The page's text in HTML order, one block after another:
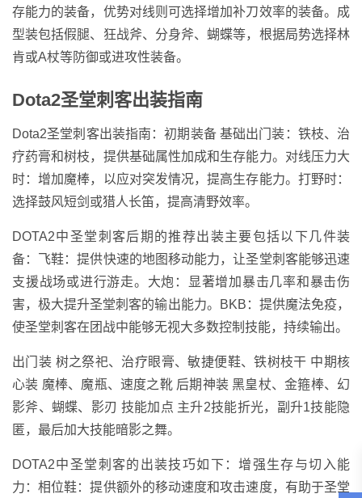
存能力的装备，优势对线则可选择增加补刀效率的装备。成
型装包括假腿、狂战斧、分身斧、蝴蝶等，根据局势选择林
肯或A杖等防御或进攻性装备。
Dota2圣堂刺客出装指南
Dota2圣堂刺客出装指南：初期装备 基础出门装：铁枝、治
疗药膏和树枝，提供基础属性加成和生存能力。对线压力大
时：增加魔棒，以应对突发情况，提高生存能力。打野时：
选择鼓风短剑或猎人长笛，提高清野效率。
DOTA2中圣堂刺客后期的推荐出装主要包括以下几件装
备：飞鞋：提供快速的地图移动能力，让圣堂刺客能够迅速
支援战场或进行游走。大炮：显著增加暴击几率和暴击伤
害，极大提升圣堂刺客的输出能力。BKB：提供魔法免疫，
使圣堂刺客在团战中能够无视大多数控制技能，持续输出。
出门装 树之祭祀、治疗眼膏、敏捷便鞋、铁树枝干 中期核
心装 魔棒、魔瓶、速度之靴 后期神装 黑皇杖、金箍棒、幻
影斧、蝴蝶、影刃 技能加点 主升2技能折光，副升1技能隐
匿，最后加大技能暗影之舞。
DOTA2中圣堂刺客的出装技巧如下：增强生存与切入能
力：相位鞋：提供额外的移动速度和攻击速度，有助于圣堂